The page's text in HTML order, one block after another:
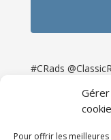
Pour offrir les
#CRads